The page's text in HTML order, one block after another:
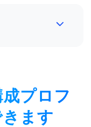
プロフ
ます